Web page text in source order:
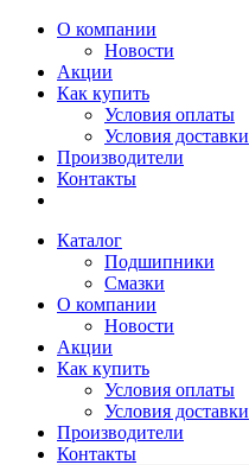
О компании
Новости
Акции
Как купить
Условия оплаты
Условия доставки
Производители
Контакты
Каталог
Подшипники
Смазки
О компании
Новости
Акции
Как купить
Условия оплаты
Условия доставки
Производители
Контакты